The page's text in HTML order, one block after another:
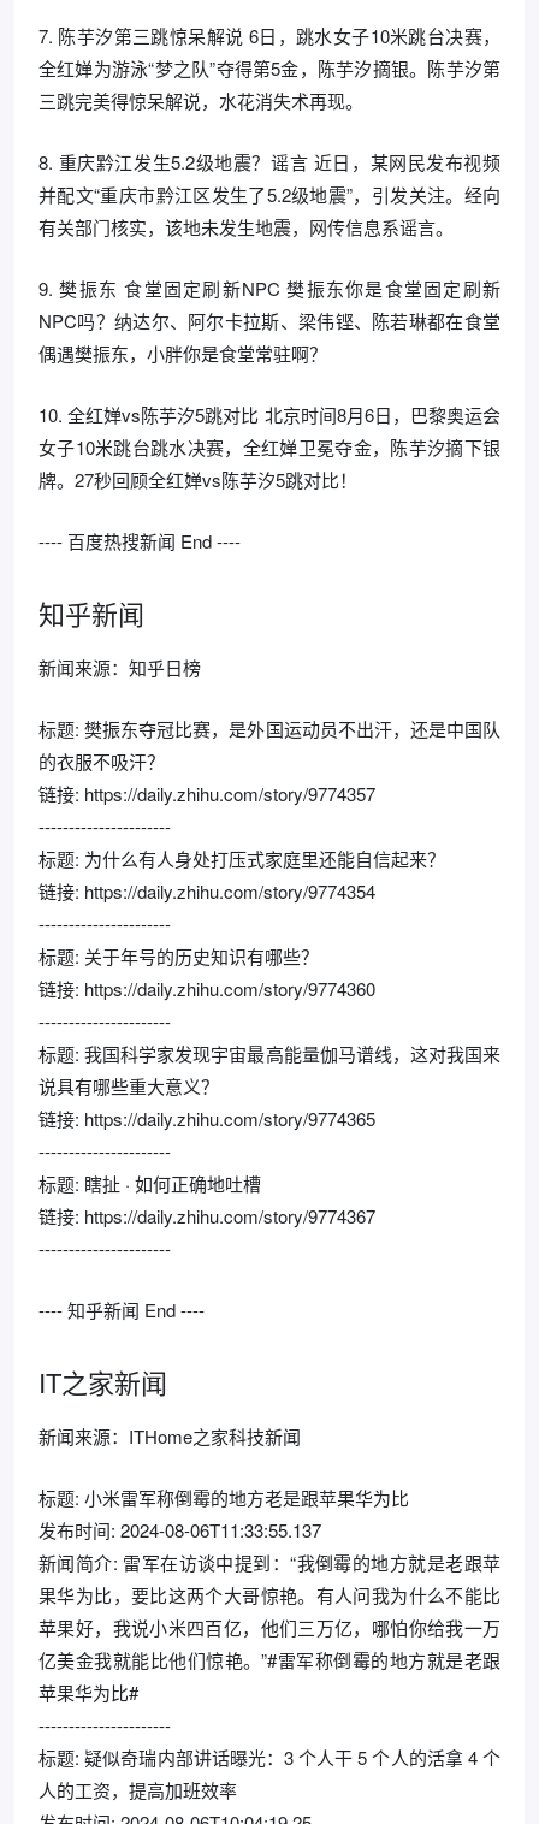
7. 陈芋汐第三跳惊呆解说 6日，跳水女子10米跳台决赛，
全红婵为游泳“梦之队”夺得第5金，陈芋汐摘银。陈芋汐第
三跳完美得惊呆解说，水花消失术再现。
8. 重庆黔江发生5.2级地震？谣言 近日，某网民发布视频
并配文“重庆市黔江区发生了5.2级地震”，引发关注。经向
有关部门核实，该地未发生地震，网传信息系谣言。
9. 樊振东 食堂固定刷新NPC 樊振东你是食堂固定刷新
NPC吗？纳达尔、阿尔卡拉斯、梁伟铿、陈若琳都在食堂
偶遇樊振东，小胖你是食堂常驻啊？
10. 全红婵vs陈芋汐5跳对比 北京时间8月6日，巴黎奥运会
女子10米跳台跳水决赛，全红婵卫冕夺金，陈芋汐摘下银
牌。27秒回顾全红婵vs陈芋汐5跳对比！
---- 百度热搜新闻 End ----
知乎新闻
新闻来源：知乎日榜
标题: 樊振东夺冠比赛，是外国运动员不出汗，还是中国队
的衣服不吸汗？
链接: https://daily.zhihu.com/story/9774357
----------------------
标题: 为什么有人身处打压式家庭里还能自信起来？
链接: https://daily.zhihu.com/story/9774354
----------------------
标题: 关于年号的历史知识有哪些？
链接: https://daily.zhihu.com/story/9774360
----------------------
标题: 我国科学家发现宇宙最高能量伽马谱线，这对我国来
说具有哪些重大意义？
链接: https://daily.zhihu.com/story/9774365
----------------------
标题: 瞎扯 · 如何正确地吐槽
链接: https://daily.zhihu.com/story/9774367
----------------------
---- 知乎新闻 End ----
IT之家新闻
新闻来源：ITHome之家科技新闻
标题: 小米雷军称倒霉的地方老是跟苹果华为比
发布时间: 2024-08-06T11:33:55.137
新闻简介: 雷军在访谈中提到：“我倒霉的地方就是老跟苹
果华为比，要比这两个大哥惊艳。有人问我为什么不能比
苹果好，我说小米四百亿，他们三万亿，哪怕你给我一万
亿美金我就能比他们惊艳。”#雷军称倒霉的地方就是老跟
苹果华为比#
----------------------
标题: 疑似奇瑞内部讲话曝光：3 个人干 5 个人的活拿 4 个
人的工资，提高加班效率